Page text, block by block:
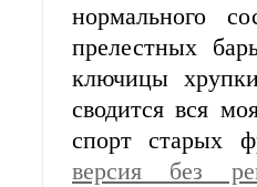
нормального
прелестных
ключицы
сводится вся
спорт старых
версия без